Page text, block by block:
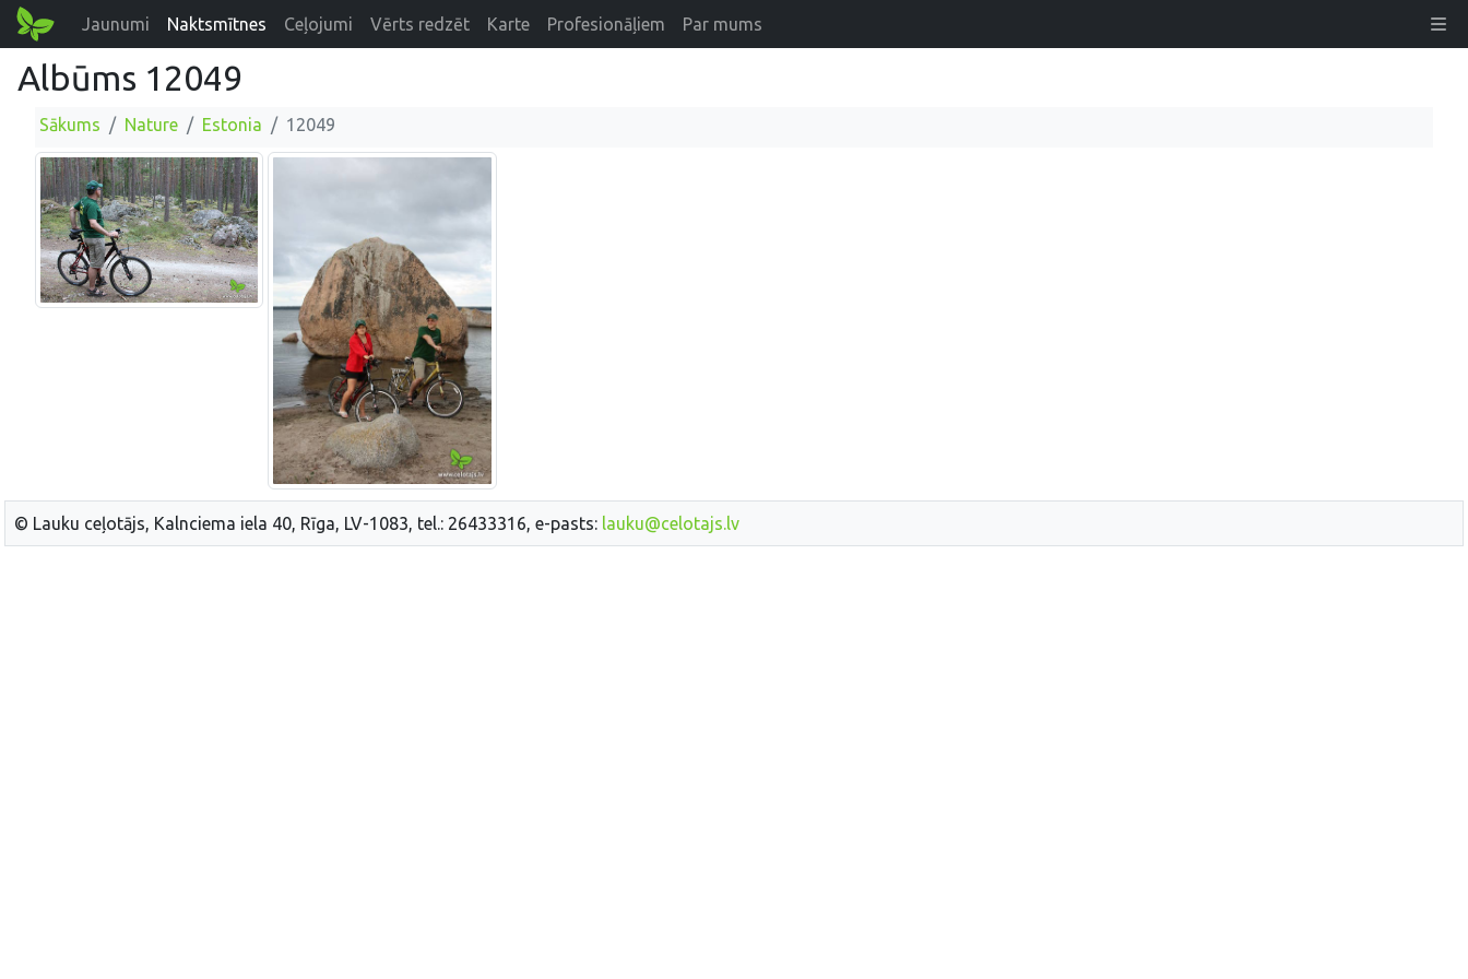
Jaunumi Naktsmītnes Ceļojumi Vērts redzēt Karte Profesionāļiem Par mums
Albūms 12049
Sākums Nature Estonia 12049
© Lauku ceļotājs, Kalnciema iela 40, Rīga, LV-1083, tel.: 26433316, e-pasts: lauku@celotajs.lv